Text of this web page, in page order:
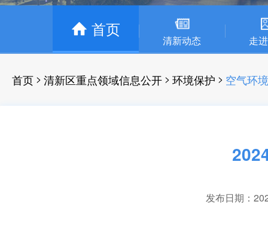
首页
清新动态 走
首页 > 清新区重点领域信息公开 > 环境保护 > 空气环
发布日期：